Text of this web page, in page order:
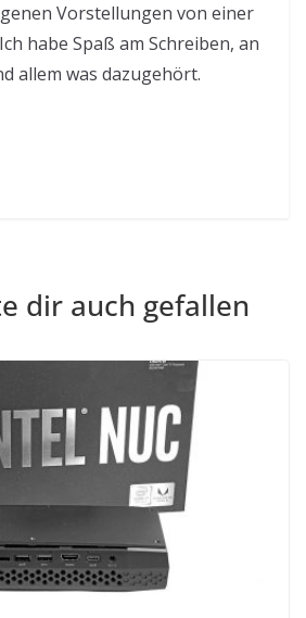
Vorstellungen von einer
habe Spaß am Schreiben, an
allem was dazugehört.
dir auch gefallen